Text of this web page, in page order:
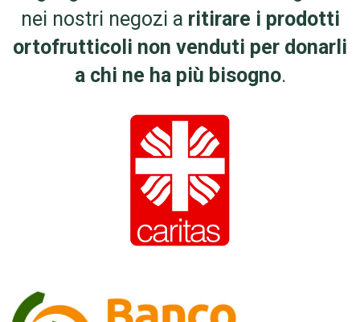
nei nostri negozi a ritirare i prodotti
ortofrutticoli non venduti per donarli
a chi ne ha più bisogno.